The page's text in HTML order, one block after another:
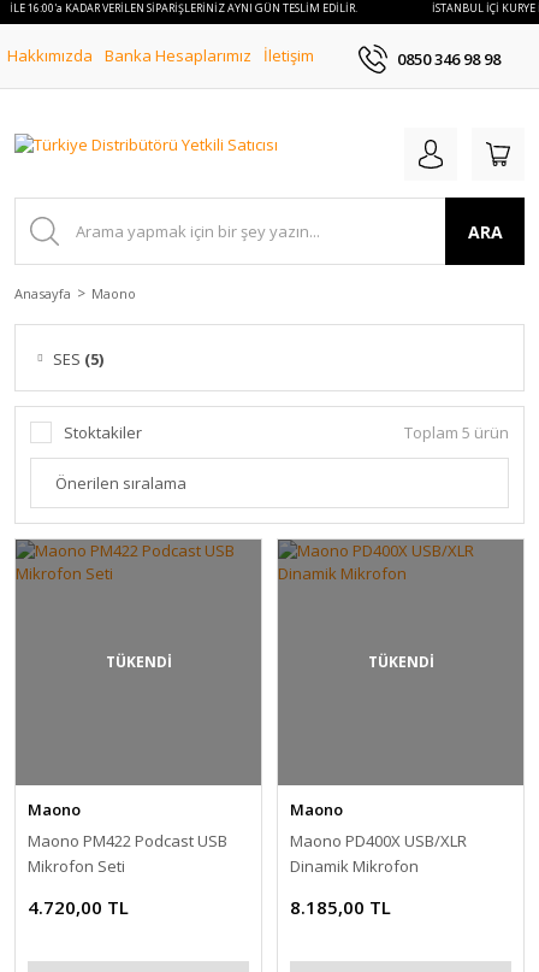
İLE 16:00'a KADAR VERİLEN SİPARİŞLERİNİZ AYNI GÜN TESLİM EDİLİR. İSTANBUL İÇİ
Hakkımızda Banka Hesaplarımız İletişim 0850 346 98 98
ARA
Anasayfa Maono
SES (5)
Stoktakiler Toplam 5 ürün
TÜKENDİ
Maono
Maono PM422 Podcast USB
Mikrofon Seti
4.720,00 TL
TÜKENDİ
Maono
Maono PD400X USB/XLR
Dinamik Mikrofon
8.185,00 TL